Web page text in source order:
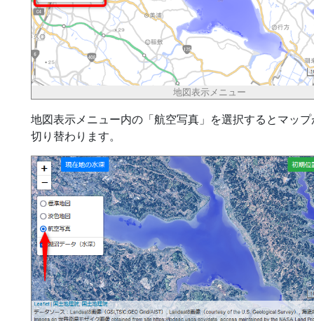
地図表示メニュー
地図表示メニュー内の「航空写真」を選択するとマッ
切り替わります。